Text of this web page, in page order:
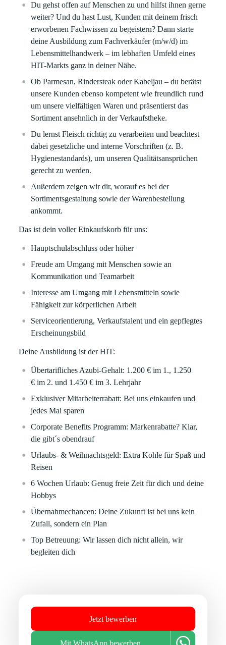
Du gehst offen auf Menschen zu und hilfst ihnen gerne
weiter? Und du hast Lust, Kunden mit deinem frisch
erworbenen Fachwissen zu begeistern? Dannstarte
deine Ausbildungzum Fachverkäufer(m/w/d) im
Lebensmittelhandwerk – im lebhaften Umfeld eines
HIT-Markts ganz in deiner Nähe.
Ob Parmesan, Rindersteak oder Kabeljau – du berätst
unsere Kunden ebenso kompetent wie freundlich rund
um unsere vielfältigen Waren und präsentierst das
Sortiment ansehnlich in der Verkaufstheke.
Du lernst Fleisch richtig zu verarbeitenund beachtest
dabei gesetzliche und interne Vorschriften (z. B.
Hygienestandards), um unseren Qualitätsansprüchen
gerecht zu werden.
Außerdem zeigen wir dir,woraufesbeider
Sortimentsgestaltung sowie der Warenbestellung
ankommt.
Das ist dein voller Einkaufskorb für uns:
Hauptschulabschluss oder höher
Freude am Umgang mit Menschen sowie an
Kommunikation und Teamarbeit
Interesse am Umgang mit Lebensmitteln sowie
Fähigkeit zur körperlichen Arbeit
Serviceorientierung, Verkaufstalent und ein gepflegtes
Erscheinungsbild
Deine Ausbildung ist der HIT:
Übertarifliches Azubi-Gehalt: 1.200 €im 1., 1.250
€im 2. und 1.450 € im 3. Lehrjahr
Exklusiver Mitarbeiterrabatt: Bei uns einkaufen und
jedes Mal sparen
Corporate Benefits Programm:Markenrabatte? Klar,
die gibt´s obendrauf
Urlaubs- & Weihnachtsgeld:Extra Kohle für Spaß und
Reisen
6 Wochen Urlaub: Genug freie Zeit für dich und deine
Hobbys
Übernahmechancen: Deine Zukunft ist bei uns kein
Zufall, sondern ein Plan
Top Betreuung:Wir lassen dich nicht allein, wir
begleiten dich
Jetzt bewerben
Mit WhatsApp bewerben